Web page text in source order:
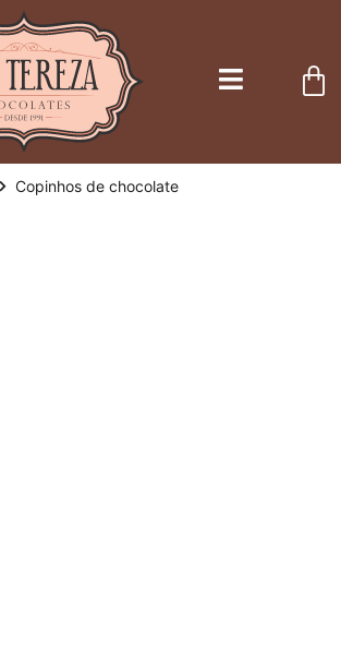
Copinhos de chocolate